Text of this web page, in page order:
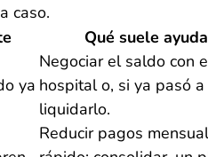
caso.
Qué suele
ya
Negociar el saldo con
hospital o, si ya pasó a
liquidarlo.
Reducir pagos